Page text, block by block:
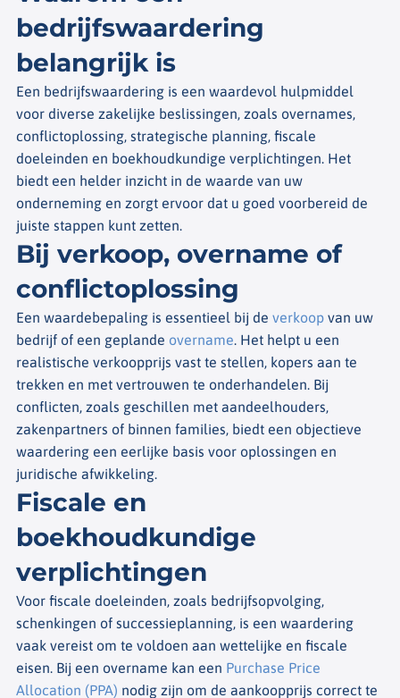
bedrijfswaardering
belangrijk is
Een bedrijfswaardering is een waardevol hulpmiddel
voor diverse zakelijke beslissingen, zoals overnames,
conflictoplossing, strategische planning, fiscale
doeleinden en boekhoudkundige verplichtingen. Het
biedt een helder inzicht in de waarde van uw
onderneming en zorgt ervoor dat u goed voorbereid de
juiste stappen kunt zetten.
Bij verkoop, overname of
conflictoplossing
Een waardebepaling is essentieel bij de verkoop van uw
bedrijf of een geplande overname. Het helpt u een
realistische verkoopprijs vast te stellen, kopers aan te
trekken en met vertrouwen te onderhandelen. Bij
conflicten, zoals geschillen met aandeelhouders,
zakenpartners of binnen families, biedt een objectieve
waardering een eerlijke basis voor oplossingen en
juridische afwikkeling.
Fiscale en
boekhoudkundige
verplichtingen
Voor fiscale doeleinden, zoals bedrijfsopvolging,
schenkingen of successieplanning, is een waardering
vaak vereist om te voldoen aan wettelijke en fiscale
eisen. Bij een overname kan een Purchase Price
Allocation (PPA) nodig zijn om de aankoopprijs correct te